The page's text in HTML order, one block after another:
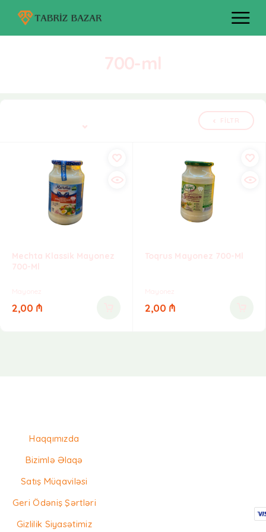
700-ml
FILTR
Mechta Klassik Mayonez
700-Ml
Mayonez
2,00 ₼
Toqrus Mayonez 700-Ml
Mayonez
2,00 ₼
Haqqımızda
Bizimlə Əlaqə
Satış Müqaviləsi
Geri Ödəniş Şərtləri
Gizlilik Siyasətimiz